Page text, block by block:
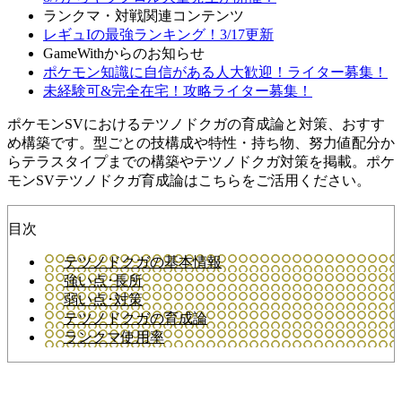
ランクマ・対戦関連コンテンツ
レギュIの最強ランキング！3/17更新
GameWithからのお知らせ
ポケモン知識に自信がある人大歓迎！ライター募集！
未経験可&完全在宅！攻略ライター募集！
ポケモンSVにおけるテツノドクガの育成論と対策、おすす
め構築です。型ごとの技構成や特性・持ち物、努力値配分か
らテラスタイプまでの構築やテツノドクガ対策を掲載。ポケ
モンSVテツノドクガ育成論はこちらをご活用ください。
目次
テツノドクガの基本情報
強い点･長所
弱い点･対策
テツノドクガの育成論
ランクマ使用率